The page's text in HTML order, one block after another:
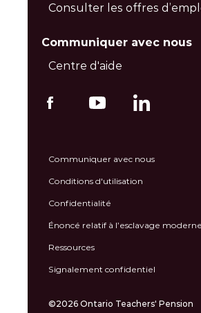
Consulter les offres
Communiquer avec nous
Centre d'aide
Communiquer avec nous
Conditions d'utilisation
Confidentialité
Énoncé relatif à l’esclavage moderne
Ressources
Signalement confidentiel
©2026 Ontario Teachers' Pension